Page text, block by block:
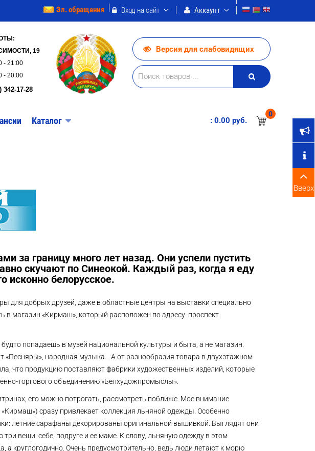
Аккаунт
Вход на сайт
Эл. обращения
19
- 21:00
- 20:00
342-17-28
Версия для слабовидящих
Каталог
0
: 0.00 pуб.
за границу много лет назад. Они успели пустить
скучают по Синеокой. Каждый раз, когда я еду
исконно белорусское.
для добрых друзей, даже в областные центры на выставки специально
в магазин «Кирмаш», который расположен по адресу: проспект
попадаешь в музей национальной культуры и быта, а не магазин.
«Песняры», народная музыка… А от разнообразия товара в двухэтажном
что продукцию поставляют фабрики художественных изделий, которые
торгового объединению «Белхудожпромыслы».
его можно потрогать, рассмотреть поближе. Мое внимание
сразу привлекает коллекция льняной одежды. Особенно
летние сарафаны декорированы оригинальной вышивкой. Выглядят они
вещи: себе, подруге и ее маме. К слову, льняную одежду в этом
а круглогодично. Очень предусмотрительно, ведь люди летают к морю
Вверх